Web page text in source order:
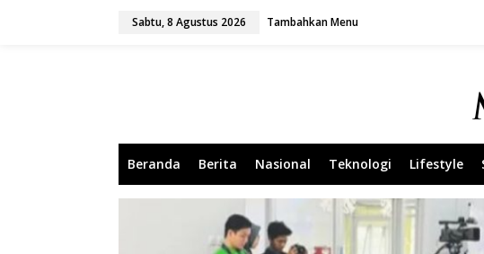
Sabtu, 8 Agustus 2026 Tambahkan Menu
Beranda Berita Nasional Teknologi Lifestyle